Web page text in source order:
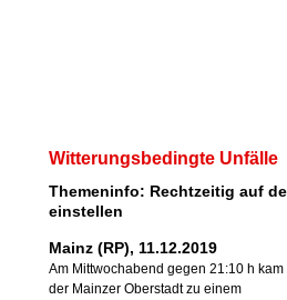
Witterungsbedingte Unfälle
Themeninfo: Rechtzeitig auf
einstellen
Mainz (RP), 11.12.2019
Am Mittwochabend gegen 21:10 h kam
der Mainzer Oberstadt zu einem